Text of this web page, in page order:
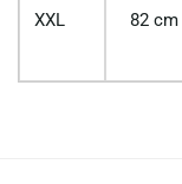
XXL 82 cm